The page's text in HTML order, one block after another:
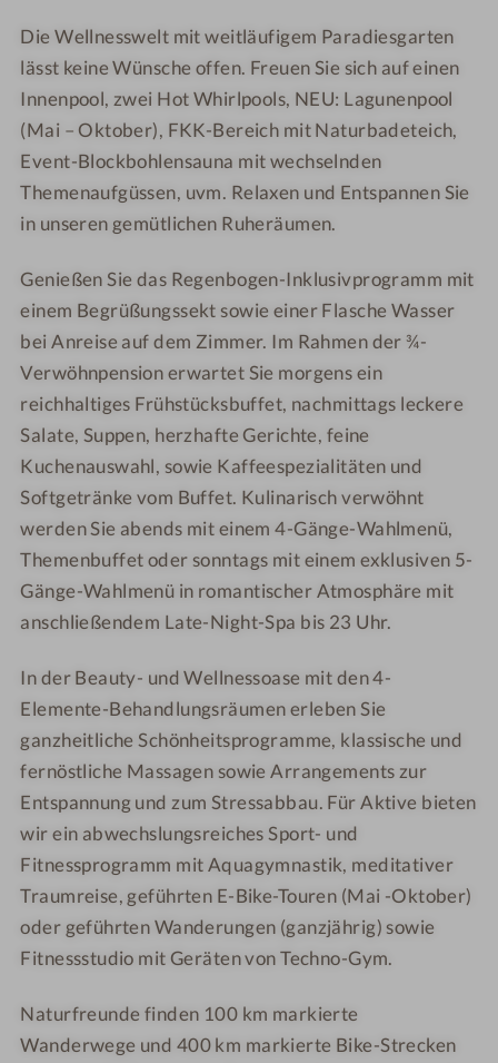
Die Wellnesswelt mit weitläufigem Paradiesgarten
lässt keine Wünsche offen. Freuen Sie sich auf einen
Innenpool, zwei Hot Whirlpools, NEU: Lagunenpool
(Mai – Oktober), FKK-Bereich mit Naturbadeteich,
Event-Blockbohlensauna mit wechselnden
Themenaufgüssen, uvm. Relaxen und Entspannen Sie
in unseren gemütlichen Ruheräumen.
Genießen Sie das Regenbogen-Inklusivprogramm mit
einem Begrüßungssekt sowie einer Flasche Wasser
bei Anreise auf dem Zimmer. Im Rahmen der ¾-
Verwöhnpension erwartet Sie morgens ein
reichhaltiges Frühstücksbuffet, nachmittags leckere
Salate, Suppen, herzhafte Gerichte, feine
Kuchenauswahl, sowie Kaffeespezialitäten und
Softgetränke vom Buffet. Kulinarisch verwöhnt
werden Sie abends mit einem 4-Gänge-Wahlmenü,
Themenbuffet oder sonntags mit einem exklusiven 5-
Gänge-Wahlmenü in romantischer Atmosphäre mit
anschließendem Late-Night-Spa bis 23 Uhr.
In der Beauty- und Wellnessoase mit den 4-
Elemente-Behandlungsräumen erleben Sie
ganzheitliche Schönheitsprogramme, klassische und
fernöstliche Massagen sowie Arrangements zur
Entspannung und zum Stressabbau. Für Aktive bieten
wir ein abwechslungsreiches Sport- und
Fitnessprogramm mit Aquagymnastik, meditativer
Traumreise, geführten E-Bike-Touren (Mai -Oktober)
oder geführten Wanderungen (ganzjährig) sowie
Fitnessstudio mit Geräten von Techno-Gym.
Naturfreunde finden 100 km markierte
Wanderwege und 400 km markierte Bike-Strecken